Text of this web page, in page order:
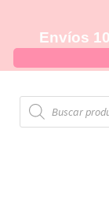
Envíos